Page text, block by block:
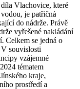
Vlachovice, které
je patřičná
do nádrže. Právě
vyřešené nakládání
Celkem se jedná o
souvislosti
vzájemné
tématem
kraje,
prostředí a